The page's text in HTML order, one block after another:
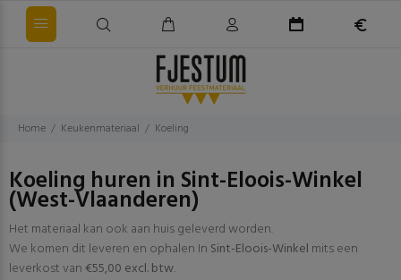
Home Keukenmateriaal Koeling
Koeling huren in Sint-Eloois-Winkel
(West-Vlaanderen)
Het materiaal kan ook aan huis geleverd worden.
We komen dit leveren en ophalen In Sint-Eloois-Winkel mits een
leverkost van€55,00 excl. btw.